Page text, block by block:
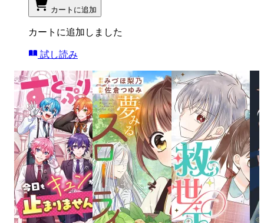
カートに追加
カートに追加しました
試し読み